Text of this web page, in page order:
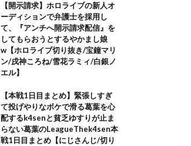
【開示請求】ホロライブの新人オ
ーディションで弁護士を採用し
て、『アンチへ開示請求配信』を
してもらおうとするやかまし娘
w【ホロライブ切り抜き/宝鐘マリ
ン/戌神ころね/雪花ラミィ/白銀ノ
エル】
【本戦1日目まとめ】緊張しすぎ
て投げやりなボケで滑る葛葉を心
配するk4senと貧乏ゆすりが止ま
らない葛葉のLeagueThek4sen本
戦1日目まとめ【にじさんじ/切り